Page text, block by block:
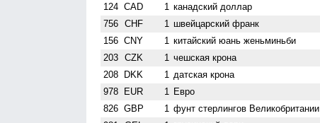
124 CAD 1 канадский доллар
756 CHF 1 швейцарский франк
156 CNY 1 китайский юань женьминьби
203 CZK 1 чешская крона
208 DKK 1 датская крона
978 EUR 1 Евро
826 GBP 1 фунт стерлингов Велико­британии